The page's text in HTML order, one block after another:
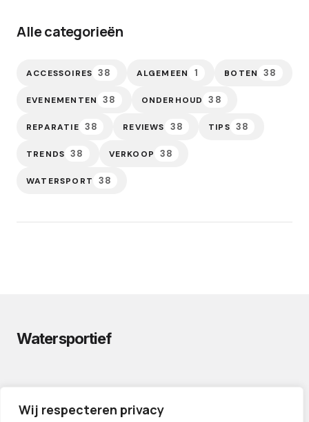
Wij respecteren privacy
Alle categorieën
ACCESSOIRES 38 ALGEMEEN 1 BOTEN 38
EVENEMENTEN 38 ONDERHOUD 38
REPARATIE 38 REVIEWS 38 TIPS 38
TRENDS 38 VERKOOP 38
WATERSPORT 38
Watersportief
CONTACT